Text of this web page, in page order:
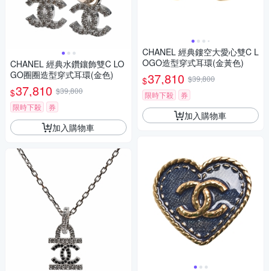
CHANEL 經典水鑽鑲飾雙C LO
GO圈圈造型穿式耳環(金色)
$37,810 $39,800
限時下殺
券
加入購物車
CHANEL 經典鏤空大愛心雙C L
OGO造型穿式耳環(金黃色)
$37,810 $39,800
限時下殺
券
加入購物車